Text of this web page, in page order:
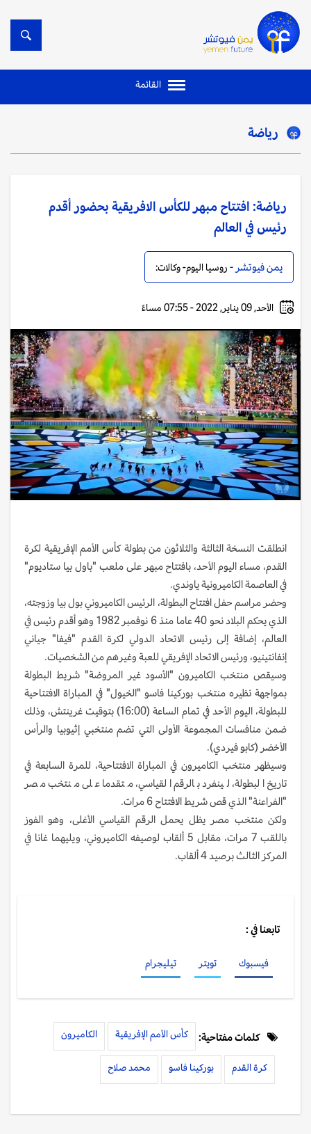
القائمة
رياضة
رياضة: افتتاح مبهر للكأس الافريقية بحضور أقدم
رئيس في العالم
يمن فيوتشر - روسيا اليوم- وكالات:
الأحد, 09 يناير, 2022 - 07:55 مساءً
انطلقت النسخة الثالثة والثلاثون من بطولة كأس الأمم الإفريقية لكرة
القدم، مساء اليوم الأحد، بافتتاح مبهر على ملعب "باول بيا ستاديوم"
في العاصمة الكاميرونية ياوندي.
وحضر مراسم حفل افتتاح البطولة، الرئيس الكاميروني بول بيا وزوجته،
الذي يحكم البلاد نحو 40 عاما منذ 6 نوفمبر 1982 وهو أقدم رئيس في
العالم، إضافة إلى رئيس الاتحاد الدولي لكرة القدم "فيفا" جياني
إنفانتينيو، ورئيس الاتحاد الإفريقي للعبة وغيرهم من الشخصيات.
وسيقص منتخب الكاميرون "الأسود غير المروضة" شريط البطولة
بمواجهة نظيره منتخب بوركينا فاسو "الخيول" في المباراة الافتتاحية
للبطولة، اليوم الأحد في تمام الساعة (16:00) بتوقيت غرينتش، وذلك
ضمن منافسات المجموعة الأولى التي تضم منتخبي إثيوبيا والرأس
الأخضر (كابو فيردي).
وسيظهر منتخب الكاميرون في المباراة الافتتاحية، للمرة السابعة في
تاريخ البطولة، لينفرد بالرقم القياسي، متقدما على منتخب مصر
"الفراعنة" الذي قص شريط الافتتاح 6 مرات.
ولكن منتخب مصر يظل يحمل الرقم القياسي الأغلى، وهو الفوز
باللقب 7 مرات، مقابل 5 ألقاب لوصيفه الكاميروني، ويليهما غانا في
المركز الثالث برصيد 4 ألقاب.
تابعنا في :
فيسبوك تويتر تيليجرام
كلمات مفتاحية: كأس الأمم الإفريقية الكاميرون
كرة القدم بوركينا فاسو محمد صلاح